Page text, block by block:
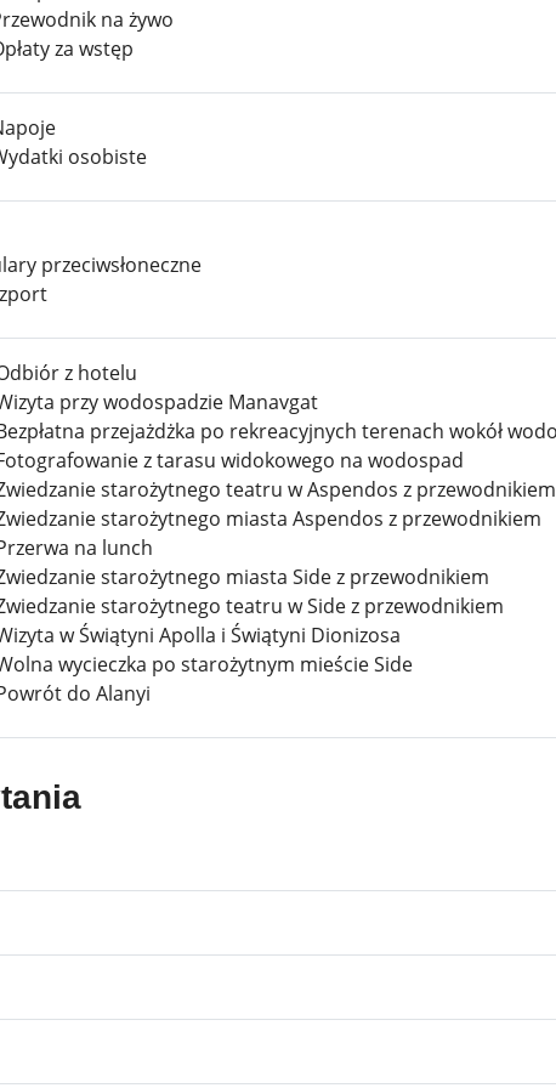
na żywo
za wstęp
osobiste
przeciwsłoneczne
z hotelu
przy wodospadzie Manavgat
Bezpłatna przejażdżka po rekreacyjnych terenach wokół
z tarasu widokowego na wodospad
starożytnego teatru w Aspendos z przewodnikiem
starożytnego miasta Aspendos z przewodnikiem
na lunch
starożytnego miasta Side z przewodnikiem
starożytnego teatru w Side z przewodnikiem
w Świątyni Apolla i Świątyni Dionizosa
wycieczka po starożytnym mieście Side
do Alanyi